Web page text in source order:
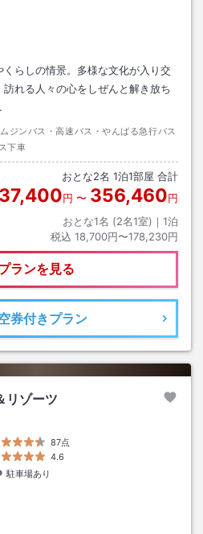
らしの情景。多様な文化が入り交
れる人々の心をしぜんと解き放ち
ジンバス・高速バス・やんばる急行バス
下車
おとな2名 1泊1部屋 合計
37,400円 〜 356,460円
おとな1名 (2名1室)｜ 1泊
税込 18,700円〜178,230円
ランを見る
券付きプラン
リゾーツ
87点
4.6
駐車場あり